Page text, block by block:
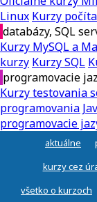
Linux Kurzy
databázy, SQL
Kurzy MySQL a
kurzy Kurzy SQL
programovacie
Kurzy testovania
programovania
programovacie
aktuálne
kurzy cez
všetko o kurzoch